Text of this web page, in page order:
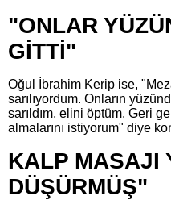
"ONLAR
GİTTİ"
Oğul İbrahim Kerip ise,
sarılıyordum. Onların
sarıldım, elini öptüm. Geri
almalarını istiyorum" diye
KALP MASAJI
DÜŞÜRMÜŞ"